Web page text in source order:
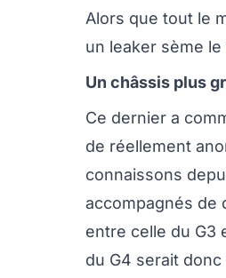
Alors que tout le
un leaker sème
Un châssis plus
Ce dernier a
de réellement
connaissons
accompagnés de
entre celle du G3
du G4 serait